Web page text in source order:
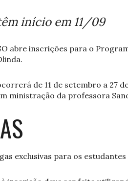
início em 11/09
abre inscrições para o
de 11 de setembro a 27
ministração da professora
exclusivas para os